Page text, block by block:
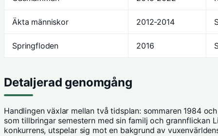
Äkta människor 2012-2014
Springfloden 2016
Detaljerad genomgång
Handlingen växlar mellan två tidsplan: sommaren 1984
som tillbringar semestern med sin familj och grannflickan
konkurrens, utspelar sig mot en bakgrund av